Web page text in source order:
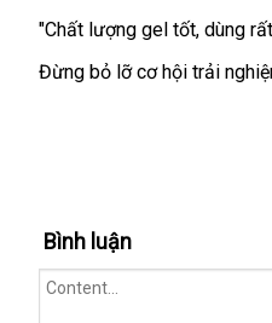
"Chất lượng gel tốt, dùng
Đừng bỏ lỡ cơ hội trải
Bình luận